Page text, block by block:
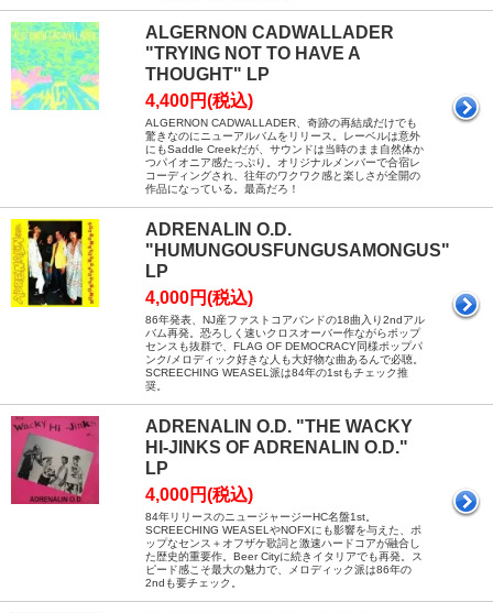
ALGERNON CADWALLADER
"TRYING NOT TO HAVE A
THOUGHT" LP
4,400円(税込)
ALGERNON CADWALLADER、奇跡の再結成だけでも
驚きなのにニューアルバムをリリース。レーベルは意外
にもSaddle Creekだが、サウンドは当時のまま自然体か
つパイオニア感たっぷり。オリジナルメンバーで合宿レ
コーディングされ、往年のワクワク感と楽しさが全開の
作品になっている。最高だろ！
ADRENALIN O.D.
"HUMUNGOUSFUNGUSAMONGUS"
LP
4,000円(税込)
86年発表、NJ産ファストコアバンドの18曲入り2ndアル
バム再発。恐ろしく速いクロスオーバー作ながらポップ
センスも抜群で、FLAG OF DEMOCRACY同様ポップパ
ンク/メロディック好きな人も大好物な曲あるんで必聴。
SCREECHING WEASEL派は84年の1stもチェック推
奨。
ADRENALIN O.D. "THE WACKY
HI-JINKS OF ADRENALIN O.D."
LP
4,000円(税込)
84年リリースのニュージャージーHC名盤1st。
SCREECHING WEASELやNOFXにも影響を与えた、ポ
ップなセンス＋オフザケ歌詞と激速ハードコアが融合し
た歴史的重要作。Beer Cityに続きイタリアでも再発。ス
ピード感こそ最大の魅力で、メロディック派は86年の
2ndも要チェック。